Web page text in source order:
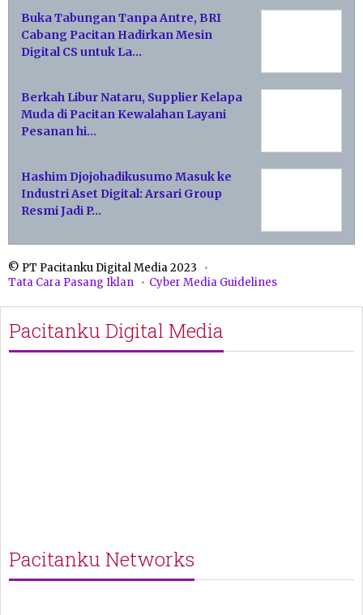
Buka Tabungan Tanpa Antre, BRI
Cabang Pacitan Hadirkan Mesin
Digital CS untuk La…
Berkah Libur Nataru, Supplier Kelapa
Muda di Pacitan Kewalahan Layani
Pesanan hi…
Hashim Djojohadikusumo Masuk ke
Industri Aset Digital: Arsari Group
Resmi Jadi P…
© PT Pacitanku Digital Media 2023
Tata Cara Pasang Iklan
Cyber Media Guidelines
Pacitanku Digital Media
Pacitanku Networks